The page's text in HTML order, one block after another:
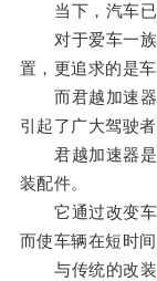
当下，汽车已
对于爱车一族
置，更追求的是
而君越加速器
引起了广大驾驶者
君越加速器是
装配件。
它通过改变车
而使车辆在短时
与传统的改装